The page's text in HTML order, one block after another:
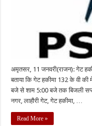
अमृतसर, 11 जनवरी(राजन): गेट
बताया कि गेट हकीमा 132 के वी
बजे से शाम 5:00 बजे तक बिजली
नगर, लाहौरी गेट, गेट हकीमा, …
Read More »